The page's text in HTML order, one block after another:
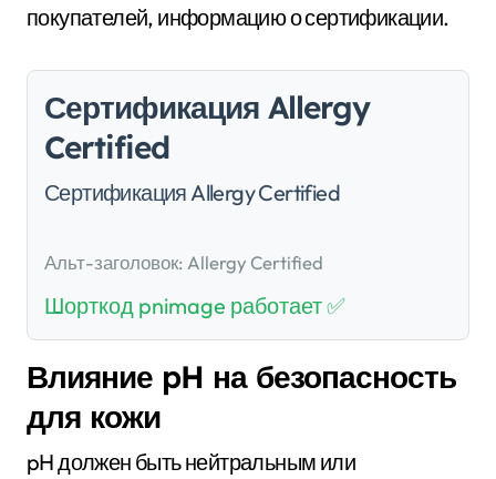
покупателей, информацию о сертификации.
Сертификация Allergy
Certified
Сертификация Allergy Certified
Альт-заголовок: Allergy Certified
Шорткод pnimage работает ✅
Влияние pH на безопасность
для кожи
pH должен быть нейтральным или